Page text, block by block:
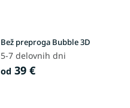
Bež preproga Bubble 3D
5-7 delovnih dni
od 39 €